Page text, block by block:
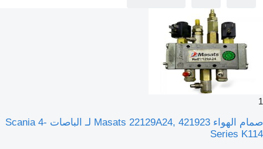
1
صمام الهواء Masats 22129A24, 421923 لـ الباصات Scania 4-
Series K114